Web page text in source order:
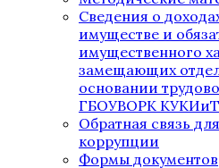
Сведения о
имуществе и
имущественного
замещающих
основании
ГБОУВОРК КУКИиТ
Обратная связь
коррупции
Формы